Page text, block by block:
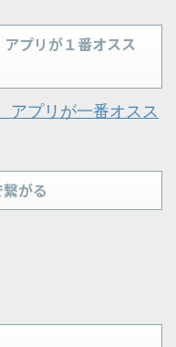
プリが１番オスス
アプリが一番オスス
がる